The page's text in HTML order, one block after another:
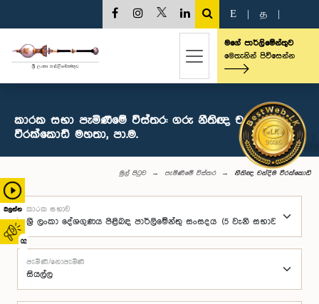
බලන්න
02
E த
මගේ පාර්ලිමේන්තුව
මෙතැනින් පිවිසෙන්න
කාරක සභා පැමිණීමේ විස්තර: ගරු නීතිඥ චන්දිම
වීරක්කොඩි මහතා, පා.ම.
මුල් පිටුව පැමිණීමේ විස්තර නීතිඥ චන්දිම වීරක්කොඩි
කාරක සභාව
පැමිණි/නොපැමිණි